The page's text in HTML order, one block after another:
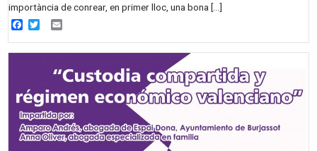
importància de conrear, en primer lloc, una bona […]
Facebook
Twitter